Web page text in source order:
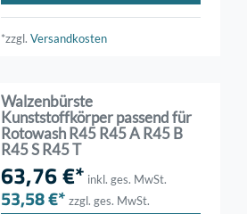
*zzgl.Versandkosten
Walzenbürste
Kunststoffkörper passend für
Rotowash R45 R45 A R45 B
R45 S R45 T
63,76 €* inkl. ges. MwSt.
53,58 €* zzgl. ges. MwSt.